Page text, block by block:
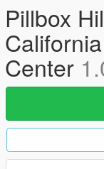
Pillbox
Center